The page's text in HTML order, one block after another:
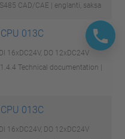
CAD/CAE | englanti, saksa
013C
16xDC24V, DO 12xDC24V
Technical documentation |
013C
16xDC24V, DO 12xDC24V